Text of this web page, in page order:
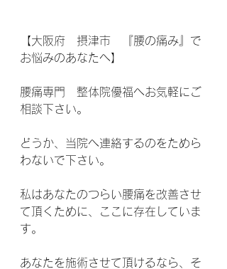
【大阪府　摂津市　『腰の痛み』で
お悩みのあなたへ】
腰痛専門　整体院優福へお気軽にご
相談下さい。
どうか、当院へ連絡するのをためら
わないで下さい。
私はあなたのつらい腰痛を改善させ
て頂くために、ここに存在していま
す。
あなたを施術させて頂けるなら、そ